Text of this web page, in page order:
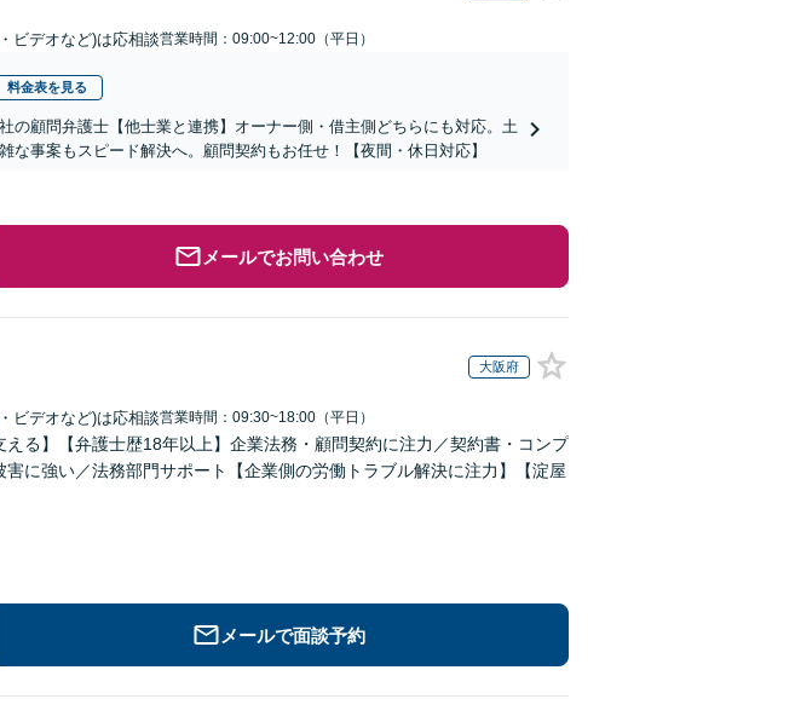
ビデオなど)は応相談営業時間：09:00~12:00（平日）
料金表を見る
の顧問弁護士【他士業と連携】オーナー側・借主側どちらにも対応。土
事案もスピード解決へ。顧問契約もお任せ！【夜間・休日対応】
メールでお問い合わせ
大阪府
ビデオなど)は応相談営業時間：09:30~18:00（平日）
える】【弁護士歴18年以上】企業法務・顧問契約に注力／契約書・コンプ
に強い／法務部門サポート【企業側の労働トラブル解決に注力】【淀屋
メールで面談予約